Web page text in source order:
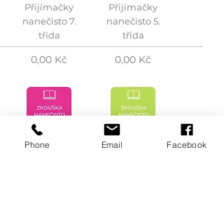
Přijímačky
nanečisto 7.
třída
Cena
0,00 Kč
Přijímačky
nanečisto 5.
třída
Cena
0,00 Kč
Phone Email Facebook